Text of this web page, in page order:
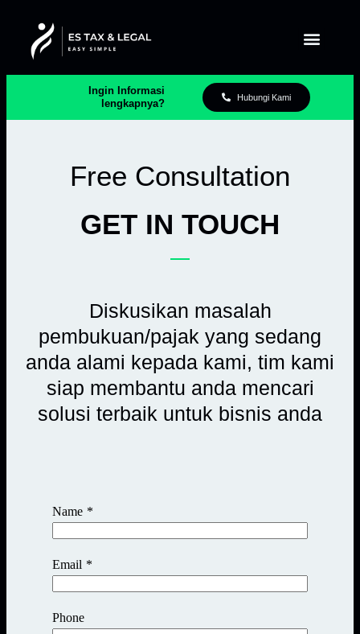
Ingin Informasi
lengkapnya?
Hubungi Kami
Free Consultation
GET IN TOUCH
Diskusikan masalah
pembukuan/pajak yang sedang
anda alami kepada kami, tim kami
siap membantu anda mencari
solusi terbaik untuk bisnis anda
Name *
Email *
Phone